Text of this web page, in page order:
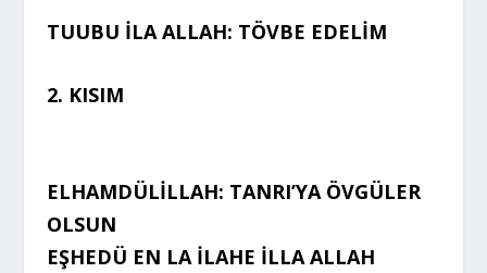
TUUBU İLA ALLAH: TÖVBE EDELİM
2. KISIM
ELHAMDÜLİLLAH: TANRI’YA ÖVGÜLER
OLSUN
EŞHEDÜ EN LA İLAHE İLLA ALLAH